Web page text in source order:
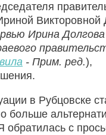
Викторовной
Ирина Долгова
- Прим. ред.),
в Рубцовске
больше
обратилась с